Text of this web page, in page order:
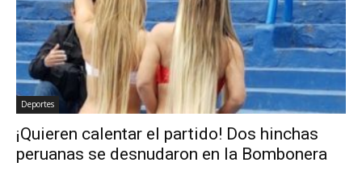
Deportes
¡Quieren calentar el partido! Dos hinchas
peruanas se desnudaron en la Bombonera